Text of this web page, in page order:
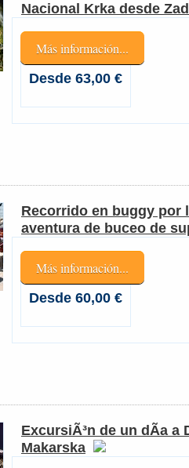
Nacional Krka desde
Más información...
Desde 63,00 €
Recorrido en buggy por
aventura de buceo de
Más información...
Desde 60,00 €
ExcursiÃ³n de un dÃ­a a
Makarska